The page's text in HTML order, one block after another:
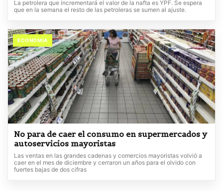
La petrolera que incrementará el valor de la nafta es YPF. Se espera
que en la semana el resto de las petroleras se sumen al ajuste.
ECONOMIA
No para de caer el consumo en supermercados y
autoservicios mayoristas
Las ventas en las grandes cadenas y comercios mayoristas volvió a
caer en el mes de diciembre y cerraron un años para el olvido con
fuertes bajas de dos cifras